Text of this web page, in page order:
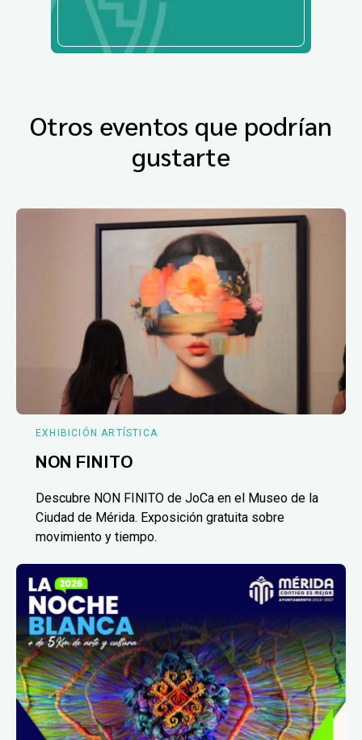
Otros eventos que podrían
gustarte
EXHIBICIÓN ARTÍSTICA
NON FINITO
Descubre NON FINITO de JoCa en el Museo de la
Ciudad de Mérida. Exposición gratuita sobre
movimiento y tiempo.